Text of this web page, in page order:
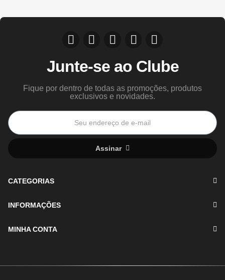
Junte-se ao Clube
Fique por dentro de todas as promoções, produtos
exclusivos e novidades.
Assinar
CATEGORIAS
INFORMAÇÕES
MINHA CONTA